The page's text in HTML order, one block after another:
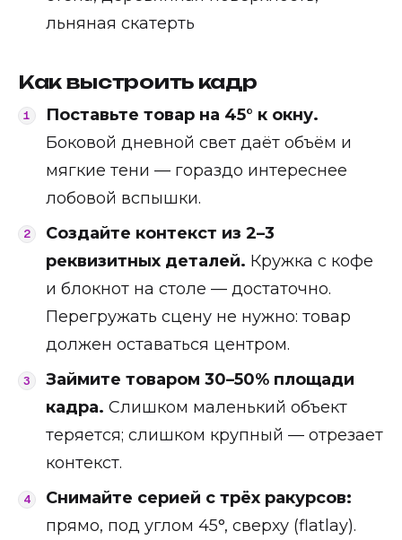
льняная скатерть
Как выстроить кадр
Поставьте товар на 45° к окну.
Боковой дневной свет даёт объём и
мягкие тени — гораздо интереснее
лобовой вспышки.
Создайте контекст из 2–3
реквизитных деталей. Кружка с кофе
и блокнот на столе — достаточно.
Перегружать сцену не нужно: товар
должен оставаться центром.
Займите товаром 30–50% площади
кадра. Слишком маленький объект
теряется; слишком крупный — отрезает
контекст.
Снимайте серией с трёх ракурсов:
прямо, под углом 45°, сверху (flatlay).